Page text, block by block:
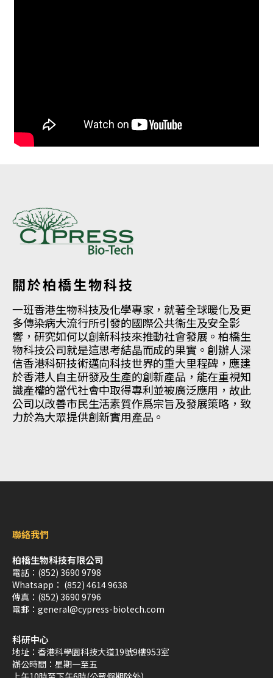
關於柏橋生物科技
一班香港生物科技及化學專家，就著全球暖化及更
多傳染病大流行所引發的國際公共衞生及安全影
響，研究如何以創新科技來推動社會發展。柏橋生
物科技公司就是這思考結晶而成的果實。創辦人深
信香港科研技術邁向科技世界的重大里程碑，應建
於香港人自主研發及生產的創新產品，能在重視知
識產權的當代社會中取得專利並被廣泛應用，故此
公司以改善市民生活素質作爲宗旨及發展策略，致
力於為大眾提供創新實用產品。
聯絡我們
柏橋生物科技有限公司
電話： (852) 3690 9798
Whatsapp： (852) 4614 9638
傳真： (852) 3690 9796
電郵： general@cypress-biotech.com
科研中心
地址： 香港科學園科技大道19號9樓953室
辦公時間： 星期一至五